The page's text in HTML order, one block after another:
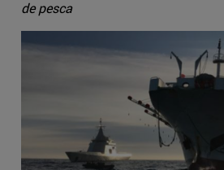
de pesca